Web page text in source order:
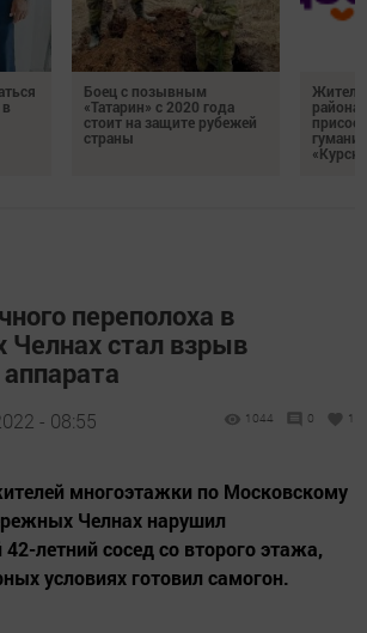
Боец с позывным
«Татарин» с 2020 года
стоит на защите рубежей
страны
района
переполоха в
стал взрыв
- 08:55 1044 0 1
многоэтажки по Московскому
Челнах нарушил
летний сосед со второго этажа,
условиях готовил самогон.